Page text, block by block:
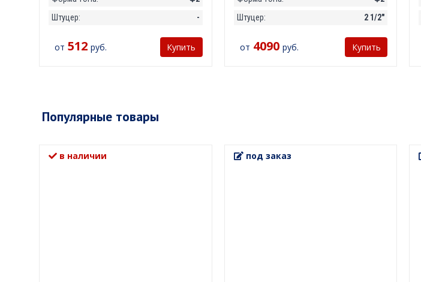
Штуцер:
-
от 512 руб. Купить
Штуцер:
2 1/2"
от 4090 руб. Купить
Популярные товары
в наличии под заказ